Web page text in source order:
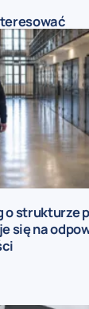
o strukturze
się na